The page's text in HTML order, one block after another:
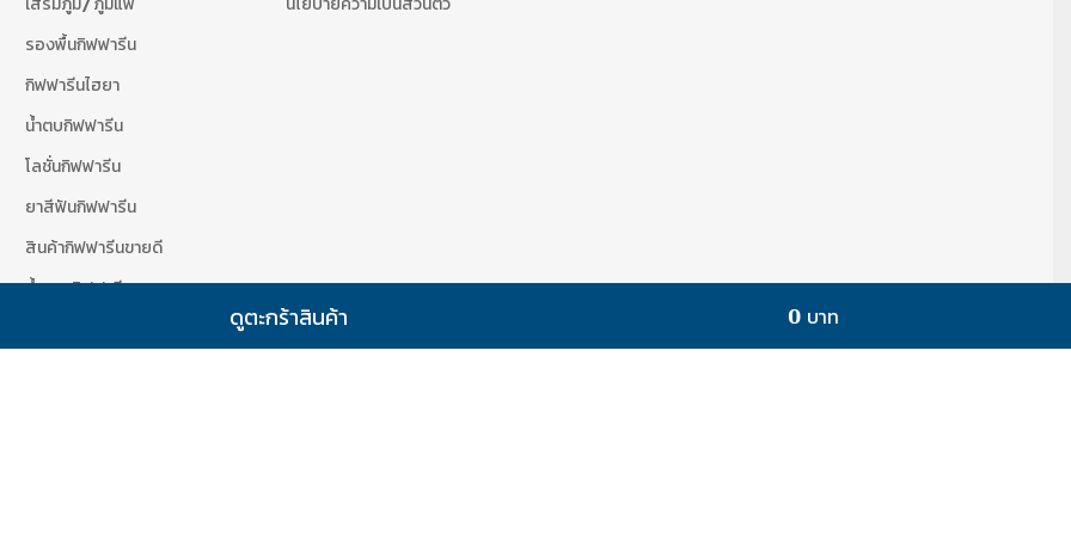
รองพื้นกิฟฟารีน
กิฟฟารีนไฮยา
น้ำตบกิฟฟารีน
โลชั่นกิฟฟารีน
ยาสีฟันกิฟฟารีน
สินค้ากิฟฟารีนขายดี
น้ำหอมกิฟฟารีน
ดูตะกร้าสินค้า 0 บาท